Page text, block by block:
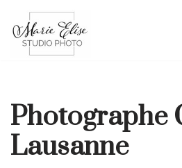
Aller
Photographe
Lausanne